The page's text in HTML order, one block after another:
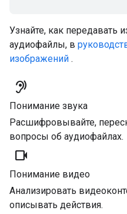
Узнайте, как передавать
аудиофайлы, в
изображений .
hearing
Понимание звука
Расшифровывайте,
вопросы об аудиофайлах.
videocam
Понимание видео
Анализировать
описывать действия.